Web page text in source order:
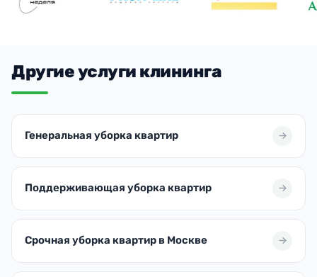
Другие услуги клининга
Генеральная уборка квартир
Поддерживающая уборка квартир
Срочная уборка квартир в Москве